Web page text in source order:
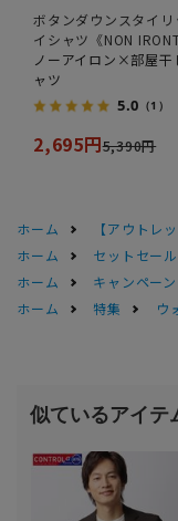
ボタンダウンスタイリ
イシャツ《NON
ノーアイロン×部屋干
ャツ
5.0 （1）
2,695円5,390円
ホーム 【アウトレ
ホーム
セットセール
ホーム
キャンペーン
ホーム
特集 ウ